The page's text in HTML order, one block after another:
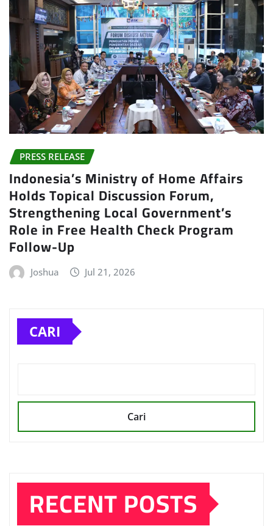
PRESS RELEASE
Indonesia’s Ministry of Home Affairs
Holds Topical Discussion Forum,
Strengthening Local Government’s
Role in Free Health Check Program
Follow-Up
Joshua Jul 21, 2026
CARI
Cari
RECENT POSTS